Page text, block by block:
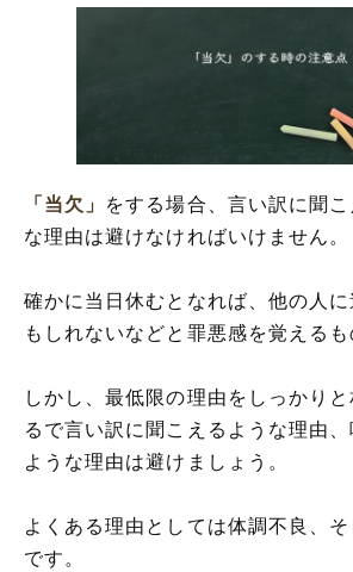
「当欠」
をする場合、言い訳に聞こ
な理由は避けなければいけません。
確かに当日休むとなれば、他の人
もしれないなどと罪悪感を覚えるも
しかし、最低限の理由をしっかりと
るで言い訳に聞こえるような理由
ような理由は避けましょう。
よくある理由としては体調不良、
です。